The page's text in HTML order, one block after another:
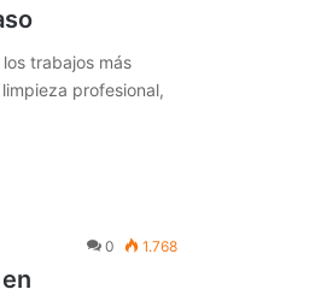
trabajos más
profesional,
0 1.768